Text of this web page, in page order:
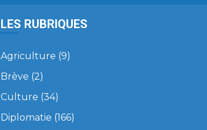
LES RUBRIQUES
Agriculture (9)
Brève (2)
Culture (34)
Diplomatie (166)